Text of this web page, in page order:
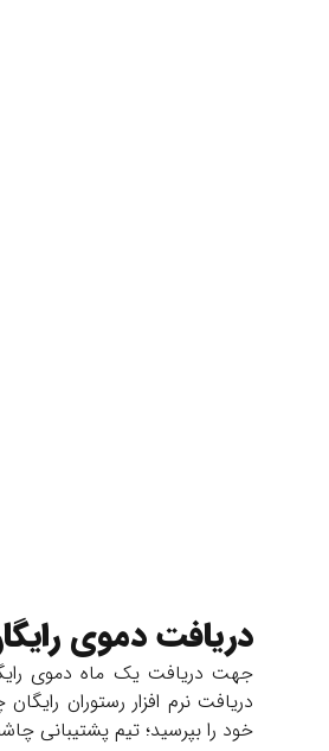
دریافت دموی
جهت دریافت یک ماه دموی
دریافت نرم افزار رستوران
خود را بپرسید؛ تیم پشتیبانی